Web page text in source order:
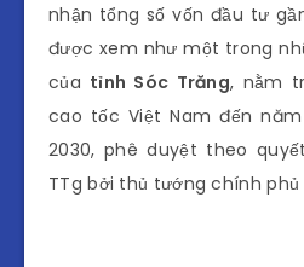
nhận tổng số vốn đầu tư
được xem như một trong
của tỉnh Sóc Trăng, nằm
cao tốc Việt Nam đến
2030, phê duyệt theo
TTg bởi thủ tướng chính phủ